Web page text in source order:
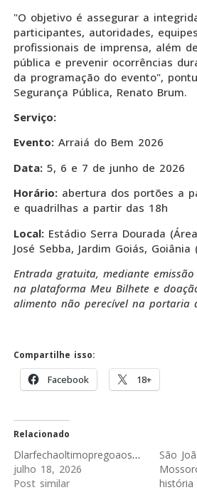
"O objetivo é assegurar a
participantes, autoridades,
profissionais de imprensa, além
pública e prevenir ocorrências
da programação do evento",
Segurança Pública, Renato Brum.
Serviço:
Evento: Arraiá do Bem 2026
Data: 5, 6 e 7 de junho de 2026
Horário: abertura dos portões a
e quadrilhas a partir das 18h
Local: Estádio Serra Dourada
José Sebba, Jardim Goiás, Goiânia
Entrada gratuita, mediante
na plataforma Meu Bilhete e
alimento não perecível na portaria
Compartilhe isso:
Facebook 18+
Relacionado
DlarfechaoltimopregoaosR513apsaltade048_0661877001784365841.jpeg
julho 18, 2026
Post similar
São